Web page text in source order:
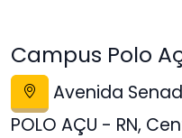
Campus Polo
Avenida
POLO AÇU - RN,